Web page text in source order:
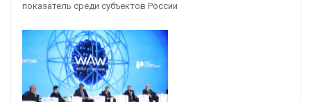
показатель среди субъектов России